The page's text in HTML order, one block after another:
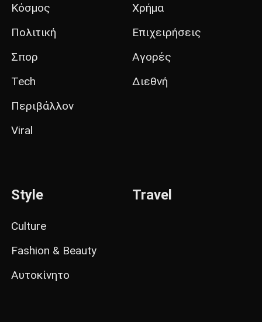
Κόσμος
Πολιτική
Σπορ
Tech
Περιβάλλον
Viral
Χρήμα
Επιχειρήσεις
Αγορές
Διεθνή
Style
Culture
Fashion & Beauty
Αυτοκίνητο
Travel